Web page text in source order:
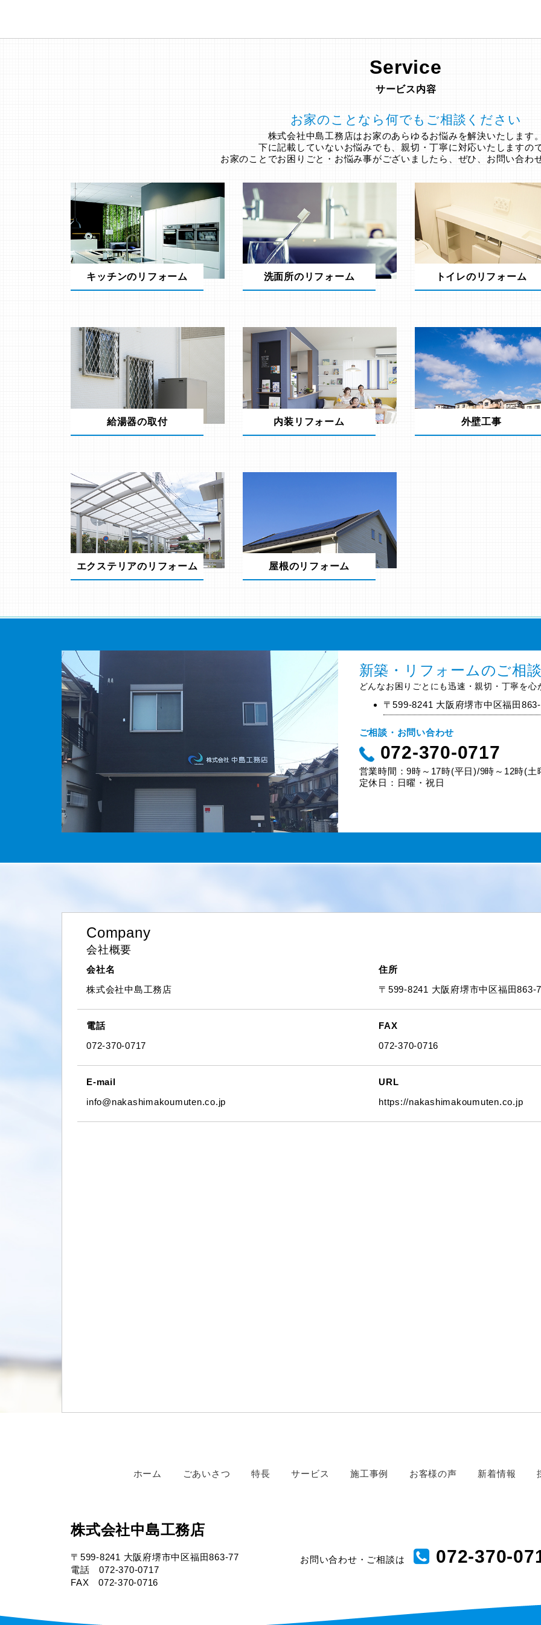
Service
サービス内容
お家のことなら何でもご相談ください
株式会社中島工務店はお家のあらゆるお悩みを解決いたします
下に記載していないお悩みでも、親切・丁寧に対応いたしますの
お家のことでお困りごと・お悩み事がございましたら、ぜひ、お問い合わ
キッチンのリフォーム 洗面所のリフォーム トイレのリフォーム
給湯器の取付 内装リフォーム 外壁工事
エクステリアのリフォーム 屋根のリフォーム
新築・リフォームのご相
どんなお困りごとにも迅速・親切・丁寧を
〒599-8241 大阪府堺市中区福田
ご相談・お問い合わせ
072-370-0717
営業時間：9時～17時(平日)/9時～12時(土
定休日：日曜・祝日
Company
会社概要
会社名
株式会社中島工務店
住所
〒599-8241 大阪府堺市中区福田863-
電話
072-370-0717
FAX
072-370-0716
E-mail
info@nakashimakoumuten.co.jp
URL
https://nakashimakoumuten.co.jp
ホーム ごあいさつ 特長 サービス 施工事例 お客様の声 新着情報
株式会社中島工務店
〒599-8241 大阪府堺市中区福田863-77
電話 072-370-0717
FAX 072-370-0716
お問い合わせ・ご相談は 072-370-